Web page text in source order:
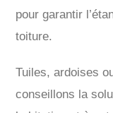
pour garantir
toiture.
Tuiles, ardoises
conseillons la